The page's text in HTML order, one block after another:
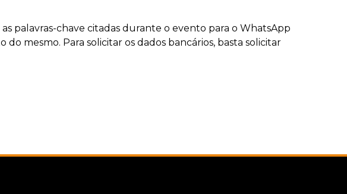
palavras-chave citadas durante o evento para o WhatsApp
mesmo. Para solicitar os dados bancários, basta solicitar